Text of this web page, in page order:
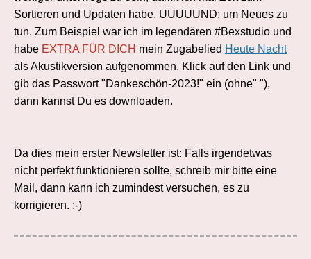
Sortieren und Updaten habe. UUUUUND: um Neues zu
tun. Zum Beispiel war ich im legendären #Bexstudio und
habe EXTRA FÜR DICH mein Zugabelied Heute Nacht
als Akustikversion aufgenommen. Klick auf den Link und
gib das Passwort "Dankeschön-2023!" ein (ohne" "),
dann kannst Du es downloaden.
Da dies mein erster Newsletter ist: Falls irgendetwas
nicht perfekt funktionieren sollte, schreib mir bitte eine
Mail, dann kann ich zumindest versuchen, es zu
korrigieren. ;-)